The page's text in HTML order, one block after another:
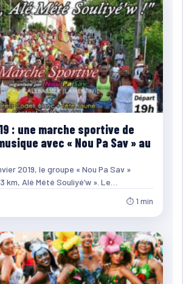
: une marche sportive de
avec « Nou Pa Sav » au
2019, le groupe « Nou Pa Sav »
km, Alé Mété Souliyé’w ». Le…
⏱ 1 min